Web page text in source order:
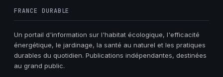
FRANCE DURABLE
Un portail d'information sur l'habitat écologique, l'efficacité
énergétique, le jardinage, la santé au naturel et les pratiques
durables du quotidien. Publications indépendantes, destinées
au grand public.